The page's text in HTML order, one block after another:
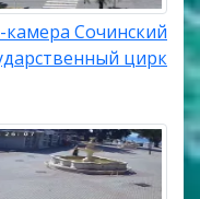
камера Сочинский
цирк